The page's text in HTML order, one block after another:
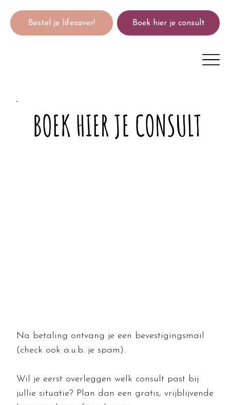
Bestel je lifesaver! Boek hier je consult
BOEK HIER JE CONSULT
Na betaling ontvang je een bevestigingsmail
(check ook a.u.b. je spam).
Wil je eerst overleggen welk consult past bij
jullie situatie? Plan dan een gratis, vrijblijvende